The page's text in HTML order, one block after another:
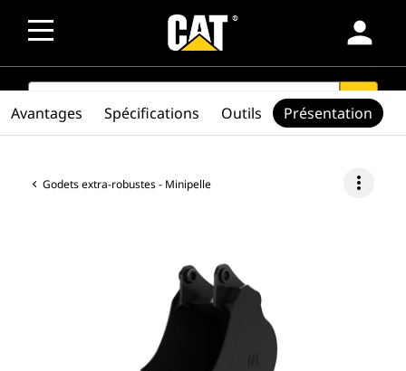
person
SEARCH search
Godets extra-robustes - Minipelle more_vert
Avantages Spécifications Outils Présentation